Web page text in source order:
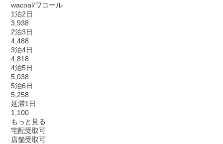
wacoal/ワコール
1泊2日
3,938
2泊3日
4,488
3泊4日
4,818
4泊5日
5,038
5泊6日
5,258
延滞1日
1,100
もっと見る
宅配受取可
店舗受取可